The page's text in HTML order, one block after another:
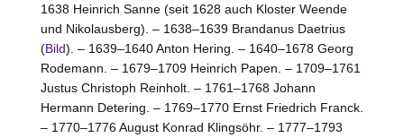
1638 Heinrich Sanne (seit 1628 auch Kloster Weende
und Nikolausberg). – 1638–1639 Brandanus Daetrius
(Bild). – 1639–1640 Anton Hering. – 1640–1678 Georg
Rodemann. – 1679–1709 Heinrich Papen. – 1709–1761
Justus Christoph Reinholt. – 1761–1768 Johann
Hermann Detering. – 1769–1770 Ernst Friedrich Franck.
– 1770–1776 August Konrad Klingsöhr. – 1777–1793